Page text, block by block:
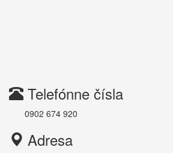
Telefónne čísla
0902 674 920
Adresa